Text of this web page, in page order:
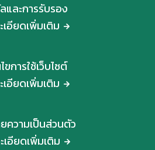
และการรับรอง
เอียดเพิ่มเติม
ขการใช้เว็บไซต์
เอียดเพิ่มเติม
ความเป็นส่วนตัว
เอียดเพิ่มเติม